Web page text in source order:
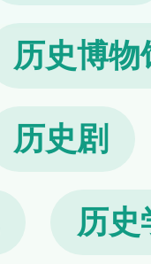
历史博物
历史剧
历史